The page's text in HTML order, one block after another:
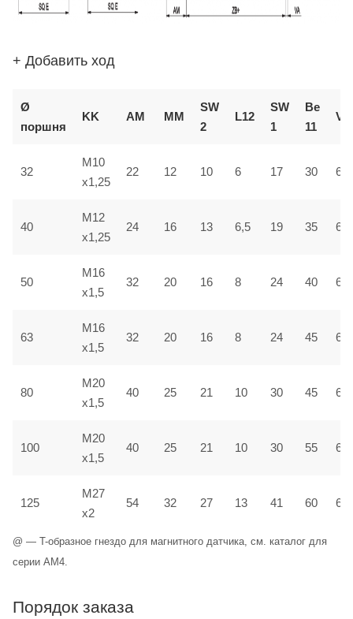
+ Добавить ход
Ø
поршня
KK AM ММ
SW
2
L12
SW
1
Вe
11
VD
32
M10
x1,25
22 12 10 6 17 30 6
40
M12
x1,25
24 16 13 6,5 19 35 6,5
50
M16
x1,5
32 20 16 8 24 40 6,5
63
M16
x1,5
32 20 16 8 24 45 6,5
80
M20
x1,5
40 25 21 10 30 45 6,5
100
M20
x1,5
40 25 21 10 30 55 6,5
125
M27
x2
54 32 27 13 41 60 6,5
@ — T-образное гнездо для магнитного датчика, см. каталог для
серии AM4.
Порядок заказа